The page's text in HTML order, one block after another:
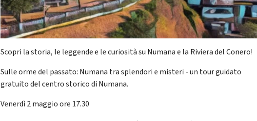
Scopri la storia, le leggende e le curiosità su Numana e la Riviera del Conero!
Sulle orme del passato: Numana tra splendori e misteri - un tour guidato
gratuito del centro storico di Numana.
Venerdì 2 maggio ore 17.30